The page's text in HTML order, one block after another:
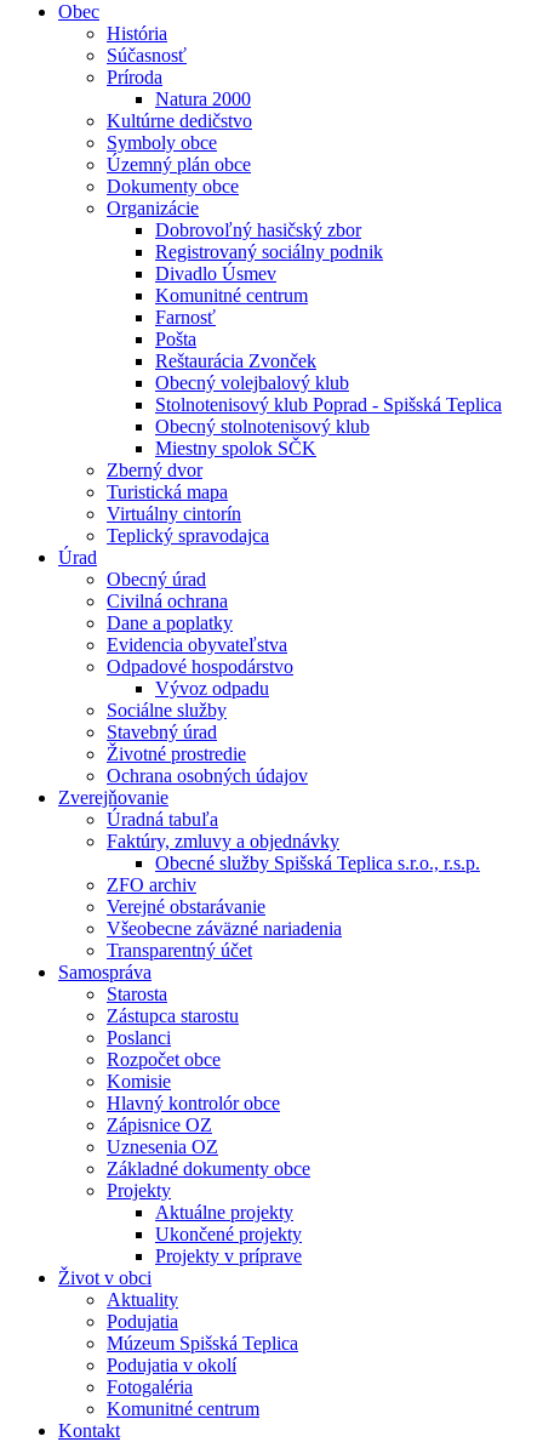
Obec
História
Súčasnosť
Príroda
Natura 2000
Kultúrne dedičstvo
Symboly obce
Územný plán obce
Dokumenty obce
Organizácie
Dobrovoľný hasičský zbor
Registrovaný sociálny podnik
Divadlo Úsmev
Komunitné centrum
Farnosť
Pošta
Reštaurácia Zvonček
Obecný volejbalový klub
Stolnotenisový klub Poprad - Spišská Teplica
Obecný stolnotenisový klub
Miestny spolok SČK
Zberný dvor
Turistická mapa
Virtuálny cintorín
Teplický spravodajca
Úrad
Obecný úrad
Civilná ochrana
Dane a poplatky
Evidencia obyvateľstva
Odpadové hospodárstvo
Vývoz odpadu
Sociálne služby
Stavebný úrad
Životné prostredie
Ochrana osobných údajov
Zverejňovanie
Úradná tabuľa
Faktúry, zmluvy a objednávky
Obecné služby Spišská Teplica s.r.o., r.s.p.
ZFO archiv
Verejné obstarávanie
Všeobecne záväzné nariadenia
Transparentný účet
Samospráva
Starosta
Zástupca starostu
Poslanci
Rozpočet obce
Komisie
Hlavný kontrolór obce
Zápisnice OZ
Uznesenia OZ
Základné dokumenty obce
Projekty
Aktuálne projekty
Ukončené projekty
Projekty v príprave
Život v obci
Aktuality
Podujatia
Múzeum Spišská Teplica
Podujatia v okolí
Fotogaléria
Komunitné centrum
Kontakt